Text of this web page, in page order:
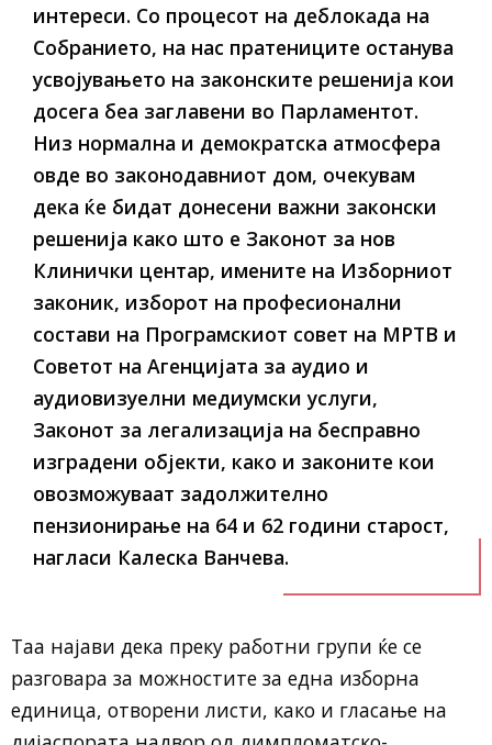
интереси. Со процесот на деблокада на
Собранието, на нас пратениците останува
усвојувањето на законските решенија кои
досега беа заглавени во Парламентот.
Низ нормална и демократска атмосфера
овде во законодавниот дом, очекувам
дека ќе бидат донесени важни законски
решенија како што е Законот за нов
Клинички центар, имените на Изборниот
законик, изборот на професионални
состави на Програмскиот совет на МРТВ и
Советот на Агенцијата за аудио и
аудиовизуелни медиумски услуги,
Законот за легализација на бесправно
изградени објекти, како и законите кои
овозможуваат задолжително
пензионирање на 64 и 62 години старост,
нагласи Калеска Ванчева.
Таа најави дека преку работни групи ќе се
разговара за можностите за една изборна
единица, отворени листи, како и гласање на